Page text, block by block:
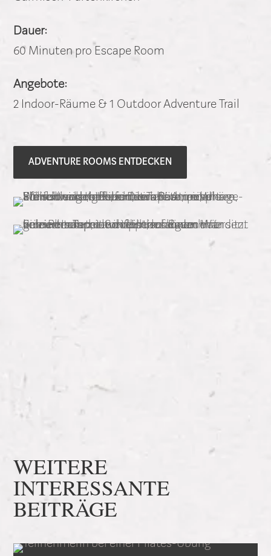
Dauer:
60 Minuten pro Escape Room
Angebote:
2 Indoor-Räume & 1 Outdoor Adventure Trail
ADVENTURE ROOMS ENTDECKEN
WEITERE
INTERESSANTE
BEITRÄGE